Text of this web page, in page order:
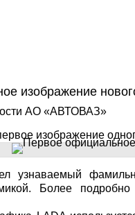
изображение
АО «АВТОВАЗ»
изображение
узнаваемый
Более